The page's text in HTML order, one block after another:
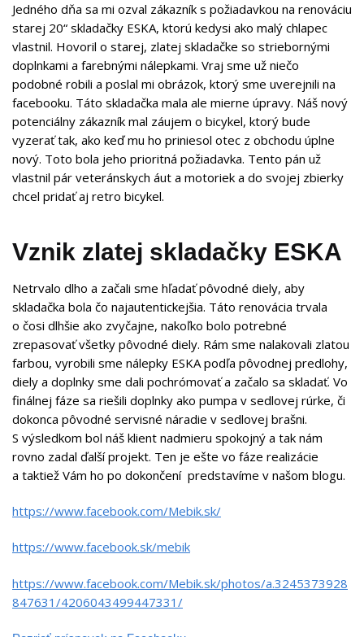
Jedného dňa sa mi ozval zákazník s požiadavkou na renováciu
starej 20“ skladačky ESKA, ktorú kedysi ako malý chlapec
vlastnil. Hovoril o starej, zlatej skladačke so striebornými
doplnkami a farebnými nálepkami. Vraj sme už niečo
podobné robili a poslal mi obrázok, ktorý sme uverejnili na
facebooku. Táto skladačka mala ale mierne úpravy. Náš nový
potenciálny zákazník mal záujem o bicykel, ktorý bude
vyzerať tak, ako keď mu ho priniesol otec z obchodu úplne
nový. Toto bola jeho prioritná požiadavka. Tento pán už
vlastnil pár veteránskych áut a motoriek a do svojej zbierky
chcel pridať aj retro bicykel.
Vznik zlatej skladačky ESKA
Netrvalo dlho a začali sme hľadať pôvodné diely, aby
skladačka bola čo najautentickejšia. Táto renovácia trvala
o čosi dlhšie ako zvyčajne, nakoľko bolo potrebné
zrepasovať všetky pôvodné diely. Rám sme nalakovali zlatou
farbou, vyrobili sme nálepky ESKA podľa pôvodnej predlohy,
diely a doplnky sme dali pochrómovať a začalo sa skladať. Vo
finálnej fáze sa riešili doplnky ako pumpa v sedlovej rúrke, či
dokonca pôvodné servisné náradie v sedlovej brašni.
S výsledkom bol náš klient nadmieru spokojný a tak nám
rovno zadal ďalší projekt. Ten je ešte vo fáze realizácie
a taktiež Vám ho po dokončení predstavíme v našom blogu.
https://www.facebook.com/Mebik.sk/
https://www.facebook.sk/mebik
https://www.facebook.com/Mebik.sk/photos/a.3245373928
847631/4206043499447331/